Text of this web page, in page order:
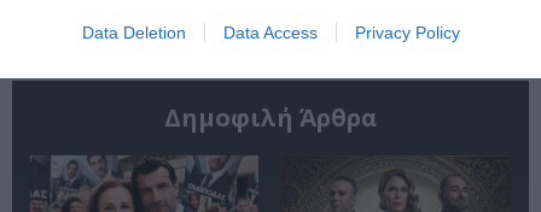
Data Deletion Data Access Privacy Policy
Δημοφιλή Άρθρα